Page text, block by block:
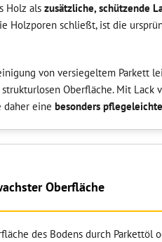
Holz alszusätzliche, schützende
Holzporen schließt, ist die
von versiegeltem Parkett
Oberfläche. Mit Lack
daher einebesonders
Oberfläche
des Bodens durch Parkettöl